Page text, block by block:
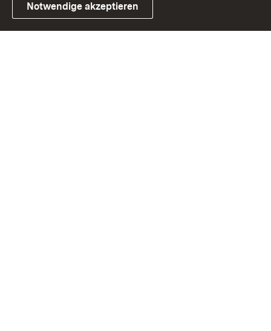
Link zum Landesportal
Notwendige akzeptieren